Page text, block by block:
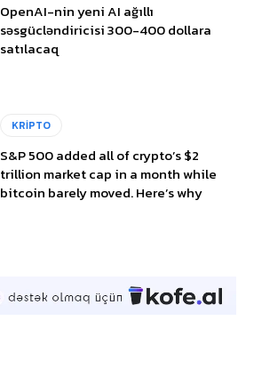
OpenAI-nin yeni AI ağıllı
səsgücləndiricisi 300-400 dollara
satılacaq
KRİPTO
S&P 500 added all of crypto’s $2
trillion market cap in a month while
bitcoin barely moved. Here’s why